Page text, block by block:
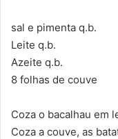
sal e pimenta q.b.
Leite q.b.
Azeite q.b.
8 folhas de couve
Coza o bacalhau em
Coza a couve, as